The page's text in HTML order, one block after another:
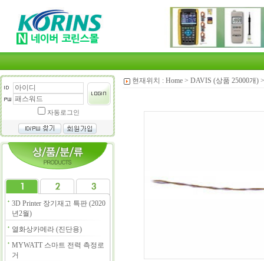
자동로그인
3D Printer 장기재고 특판 (2020
년2월)
열화상카메라 (진단용)
MYWATT 스마트 전력 측정로
거
현재위치 : Home > DAVIS (상품 25000개)